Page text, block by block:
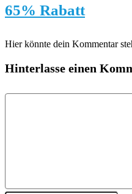
65% Rabatt
Hier könnte dein Kommentar
Hinterlasse einen